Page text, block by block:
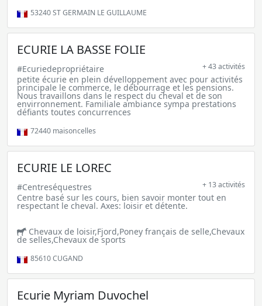
53240ST GERMAIN LE GUILLAUME
ECURIE LA BASSE FOLIE
#Ecuriedepropriétaire + 43 activités
petite écurie en plein dévelloppement avec pour activités
principale le commerce, le débourrage et les pensions.
Nous travaillons dans le respect du cheval et de son
envirronnement. Familiale ambiance sympa prestations
défiants toutes concurrences
72440 maisoncelles
ECURIE LE LOREC
#Centreséquestres + 13 activités
Centre basé sur les cours, bien savoir monter tout en
respectant le cheval. Axes: loisir et détente.
Chevaux de loisir,Fjord,Poney français de selle,Chevaux
de selles,Chevaux de sports
85610CUGAND
Ecurie Myriam Duvochel